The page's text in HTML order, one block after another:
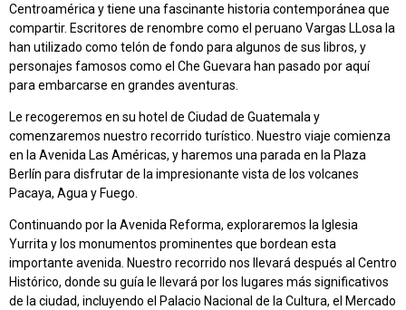
Centroamérica y tiene una fascinante historia contemporánea que
compartir. Escritores de renombre como el peruano Vargas LLosa la
han utilizado como telón de fondo para algunos de sus libros, y
personajes famosos como el Che Guevara han pasado por aquí
para embarcarse en grandes aventuras.
Le recogeremos en su hotel de Ciudad de Guatemala y
comenzaremos nuestro recorrido turístico. Nuestro viaje comienza
en la Avenida Las Américas, y haremos una parada en la Plaza
Berlín para disfrutar de la impresionante vista de los volcanes
Pacaya, Agua y Fuego.
Continuando por la Avenida Reforma, exploraremos la Iglesia
Yurrita y los monumentos prominentes que bordean esta
importante avenida. Nuestro recorrido nos llevará después al Centro
Histórico, donde su guía le llevará por los lugares más significativos
de la ciudad, incluyendo el Palacio Nacional de la Cultura, el Mercado